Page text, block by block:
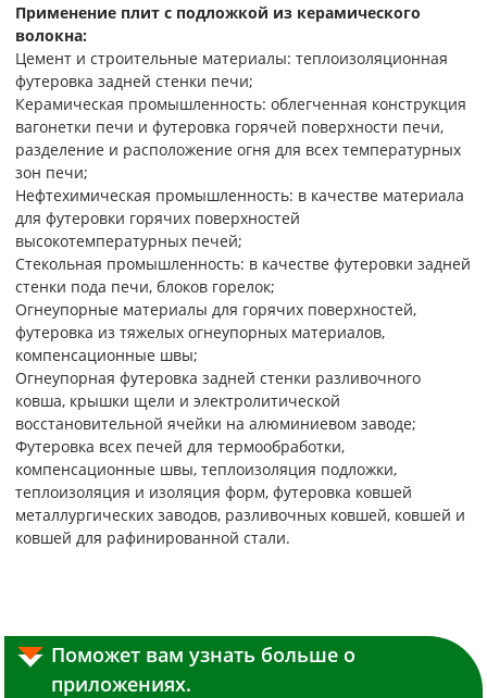
Применение плит с подложкой из керамического
волокна:
Цемент и строительные материалы: теплоизоляционная
футеровка задней стенки печи;
Керамическая промышленность: облегченная конструкция
вагонетки печи и футеровка горячей поверхности печи,
разделение и расположение огня для всех температурных
зон печи;
Нефтехимическая промышленность: в качестве материала
для футеровки горячих поверхностей
высокотемпературных печей;
Стекольная промышленность: в качестве футеровки задней
стенки пода печи, блоков горелок;
Огнеупорные материалы для горячих поверхностей,
футеровка из тяжелых огнеупорных материалов,
компенсационные швы;
Огнеупорная футеровка задней стенки разливочного
ковша, крышки щели и электролитической
восстановительной ячейки на алюминиевом заводе;
Футеровка всех печей для термообработки,
компенсационные швы, теплоизоляция подложки,
теплоизоляция и изоляция форм, футеровка ковшей
металлургических заводов, разливочных ковшей, ковшей и
ковшей для рафинированной стали.
Поможет вам узнать больше о
приложениях.